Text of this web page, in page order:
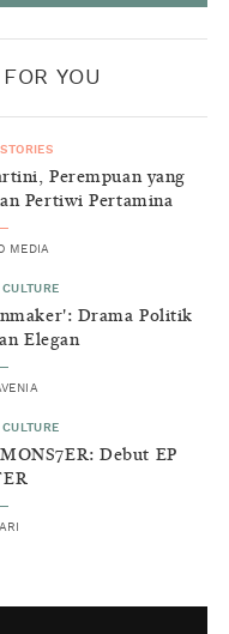
YOU
Perempuan yang
Pertiwi Pertamina
MEDIA
Drama Politik
Elegan
Debut EP